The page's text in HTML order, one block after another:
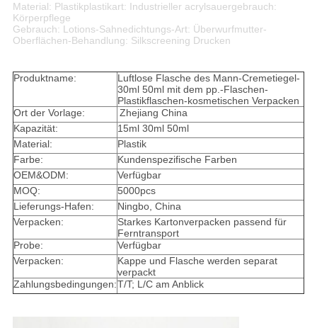
Material: Plastikplastikart: Industrieller acrylsauergebrauch:
Körperpflege
Gebrauch: Lotions-Sahnedichtungs-Art: Überwurfmutter-
Oberflächen-Behandlung: Silkscreening Drucken
Produktname:
Luftlose Flasche des Mann-Cremetiegel-
30ml 50ml mit dem pp.-Flaschen-
Plastikflaschen-kosmetischen Verpacken
Ort der Vorlage:
Zhejiang China
Kapazität:
15ml 30ml 50ml
Material:
Plastik
Farbe:
Kundenspezifische Farben
OEM&ODM:
Verfügbar
MOQ:
5000pcs
Lieferungs-Hafen:
Ningbo, China
Verpacken:
Starkes Kartonverpacken passend für
Ferntransport
Probe:
Verfügbar
Verpacken:
Kappe und Flasche werden separat
verpackt
Zahlungsbedingungen:T/T; L/C am Anblick